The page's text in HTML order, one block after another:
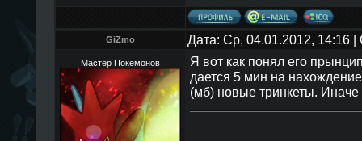
GiZmo Дата: Ср, 04.01.2012, 14:16
Мастер Покемонов
Я вот как понял его
дается 5 мин на
(мб) новые тринкеты. Иначе